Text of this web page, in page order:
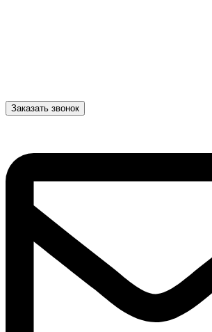
Заказать звонок